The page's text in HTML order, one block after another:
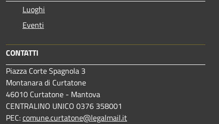
Luoghi
Eventi
CONTATTI
Piazza Corte Spagnola 3
Montanara di Curtatone
46010 Curtatone - Mantova
CENTRALINO UNICO 0376 358001
PEC:comune.curtatone@legalmail.it